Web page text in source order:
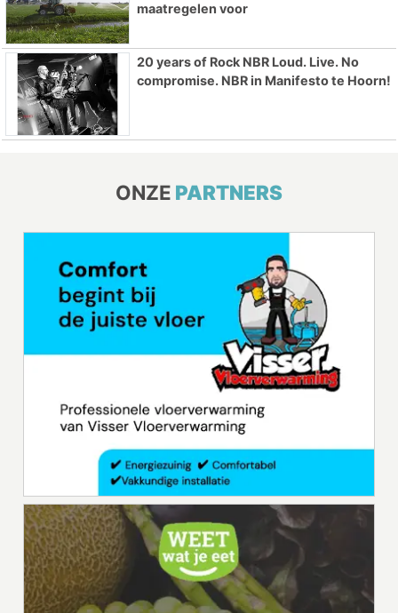
maatregelen voor
20 years of Rock NBR Loud. Live. No
compromise. NBR in Manifesto te Hoorn!
ONZE PARTNERS